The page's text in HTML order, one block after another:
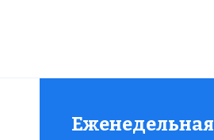
Еженедельная